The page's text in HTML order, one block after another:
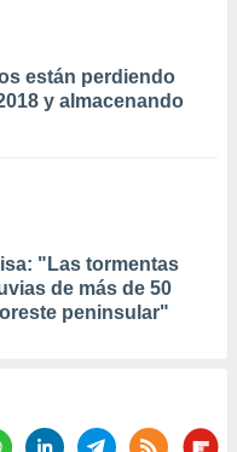
están perdiendo
y almacenando
"Las tormentas
de más de 50
peninsular"